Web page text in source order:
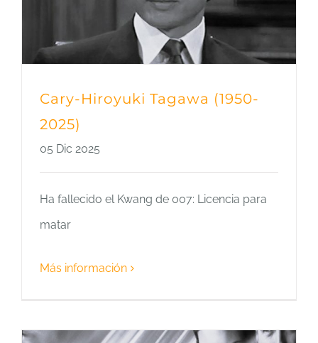
Cary-Hiroyuki Tagawa (1950-
2025)
05 Dic 2025
Ha fallecido el Kwang de 007: Licencia para
matar
Más información